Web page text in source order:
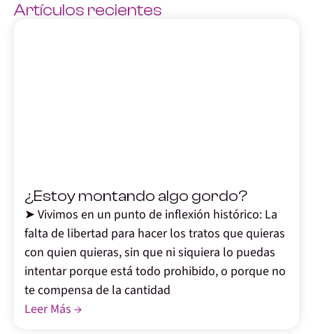
Artículos recientes
¿Estoy montando algo gordo?
➤ Vivimos en un punto de inflexión histórico: La
falta de libertad para hacer los tratos que quieras
con quien quieras, sin que ni siquiera lo puedas
intentar porque está todo prohibido, o porque no
te compensa de la cantidad
Leer Más →